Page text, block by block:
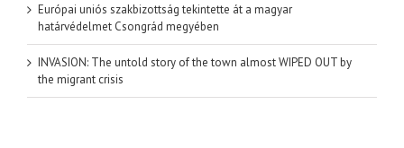
Európai uniós szakbizottság tekintette át a magyar
határvédelmet Csongrád megyében
INVASION: The untold story of the town almost WIPED OUT by
the migrant crisis